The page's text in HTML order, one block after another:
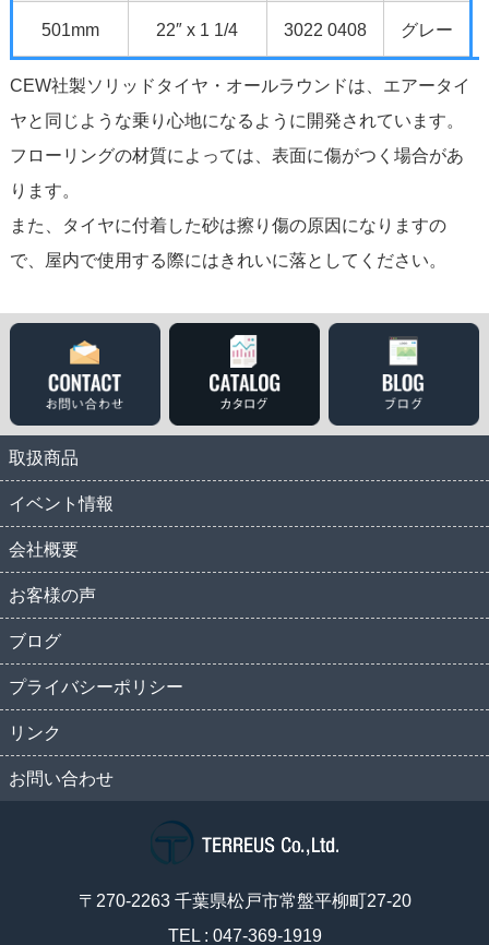
501mm 22″ x 1 1/4 3022 0408 グレー
CEW社製ソリッドタイヤ・オールラウンドは、エアータイ
ヤと同じような乗り心地になるように開発されています。
フローリングの材質によっては、表面に傷がつく場合があ
ります。
また、タイヤに付着した砂は擦り傷の原因になりますの
で、屋内で使用する際にはきれいに落としてください。
取扱商品
イベント情報
会社概要
お客様の声
ブログ
プライバシーポリシー
リンク
お問い合わせ
〒270-2263 千葉県松戸市常盤平柳町27-20
TEL : 047-369-1919